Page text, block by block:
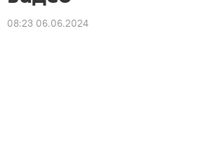
08:23 06.06.2024